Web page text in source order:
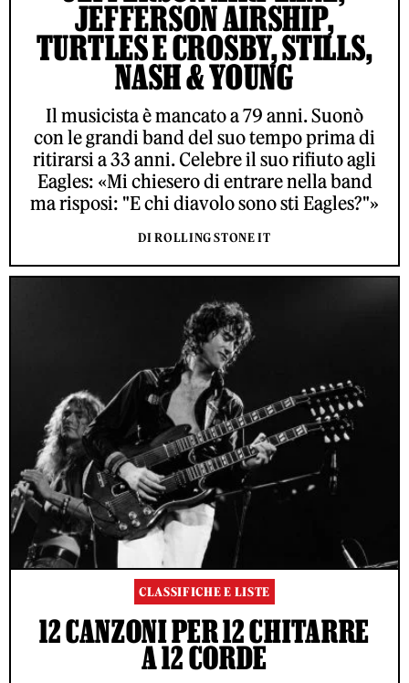
JEFFERSON AIRSHIP,
TURTLES E CROSBY, STILLS,
NASH & YOUNG
Il musicista è mancato a 79 anni. Suonò
con le grandi band del suo tempo prima di
ritirarsi a 33 anni. Celebre il suo rifiuto agli
Eagles: «Mi chiesero di entrare nella band
ma risposi: "E chi diavolo sono sti Eagles?"»
DI ROLLING STONE IT
CLASSIFICHE E LISTE
12 CANZONI PER 12 CHITARRE
A 12 CORDE